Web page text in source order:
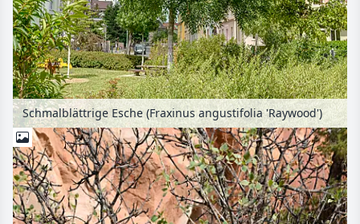
Schmalblättrige Esche (Fraxinus angustifolia 'Raywood')